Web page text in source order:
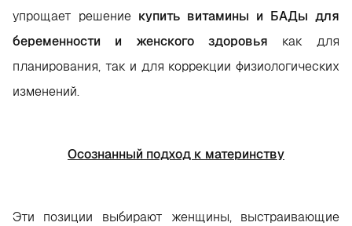
упрощает решение купить витамины и БАДы для
беременности и женского здоровья как для
планирования, так и для коррекции физиологических
изменений.
Осознанный подход к материнству
Эти позиции выбирают женщины, выстраивающие